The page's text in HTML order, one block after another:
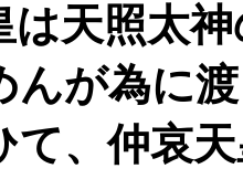
は天照太
んが為に
て、仲哀